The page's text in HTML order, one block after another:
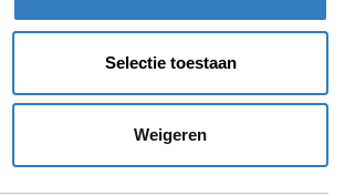
Selectie toestaan
Weigeren